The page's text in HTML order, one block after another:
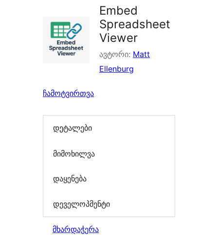
Embed
Spreadsheet
Viewer
ავტორი: Matt
Ellenburg
ჩამოტვირთვა
დეტალები
მიმოხილვა
დაყენება
დეველოპმენტი
მხარდაჭერა